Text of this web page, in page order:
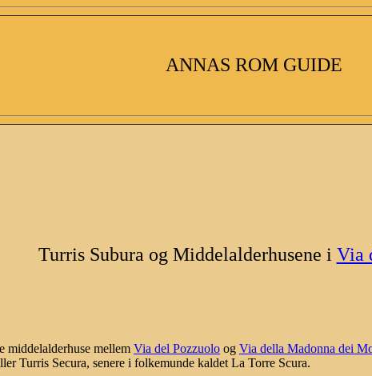
ANNAS ROM GUIDE
Turris Subura og Middelalderhusene i Via
middelalderhuse mellem Via del Pozzuolo og Via della Madonna dei
Turris Secura, senere i folkemunde kaldet La Torre Scura.